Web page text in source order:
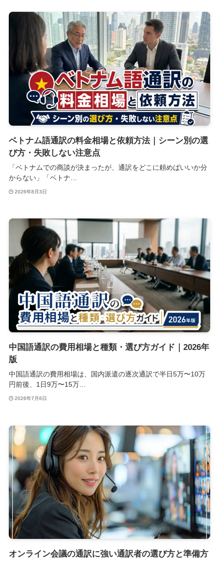
ベトナム語通訳の料金相場と依頼方法｜シーン別の選
び方・失敗しない注意点
「ベトナムでの商談が決まったが、通訳をどこに頼めばいいか分
からない」「ベトナ…
2026年8月3日
中国語通訳の費用相場と種類・選び方ガイド｜2026年
版
中国語通訳の費用相場は、国内派遣の逐次通訳で半日5万〜10万
円前後、1日9万〜15万…
2026年7月6日
オンライン会議の通訳に強い通訳者の選び方と準備方